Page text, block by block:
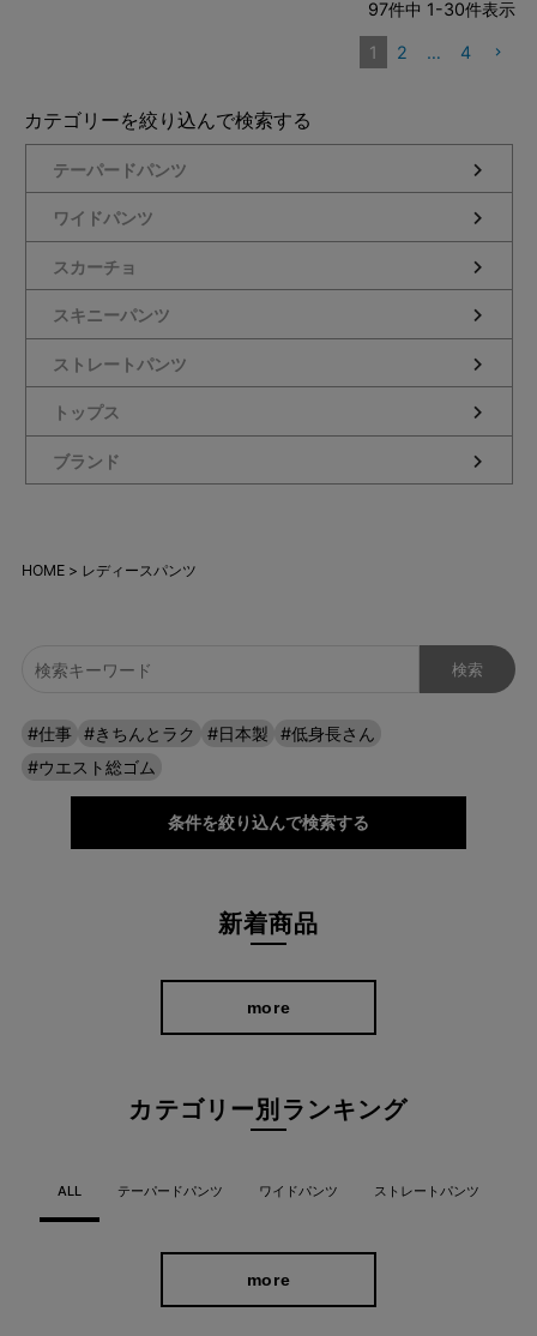
97件中 1-30件表示
1 2 … 4
カテゴリーを絞り込んで検索する
テーパードパンツ
ワイドパンツ
スカーチョ
スキニーパンツ
ストレートパンツ
トップス
ブランド
HOME レディースパンツ
#仕事 #きちんとラク #日本製
#低身長さん
#ウエスト総ゴム
条件を絞り込んで検索する
新着商品
more
カテゴリー別ランキング
ALL テーパードパンツ ワイドパンツ ストレートパンツ
more